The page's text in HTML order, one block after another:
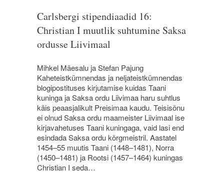
Carlsbergi stipendiaadid 16:
Christian I muutlik suhtumine Saksa
ordusse Liivimaal
Mihkel Mäesalu ja Stefan Pajung
Kaheteistkümnendas ja neljateistkümnendas
blogipostituses kirjutamise kuidas Taani
kuninga ja Saksa ordu Liivimaa haru suhtlus
käis peaasjalikult Preisimaa kaudu. Teisisõnu
ei olnud Saksa ordu maameister Liivimaal ise
kirjavahetuses Taani kuningaga, vaid lasi end
esindada Saksa ordu kõrgmeistril. Aastatel
1454–55 muutis Taani (1448–1481), Norra
(1450–1481) ja Rootsi (1457–1464) kuningas
Christian I seda…